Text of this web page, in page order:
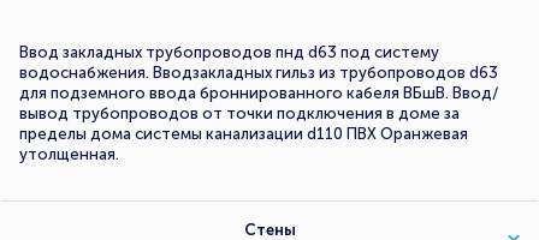
Ввод закладных трубопроводов пнд d63 под систему
водоснабжения. Вводзакладных гильз из трубопроводов d63
для подземного ввода броннированного кабеля ВБшВ. Ввод/
вывод трубопроводов от точки подключения в доме за
пределы дома системы канализации d110 ПВХ Оранжевая
утолщенная.
Стены